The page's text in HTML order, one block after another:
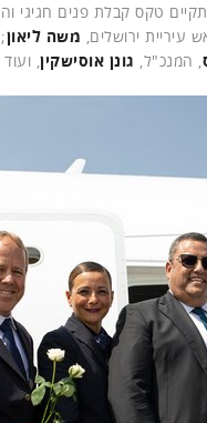
טקס קבלת פנים
עיריית ירושלים, משה ליאון
, המנכ"ל, גונן אוסישקין,